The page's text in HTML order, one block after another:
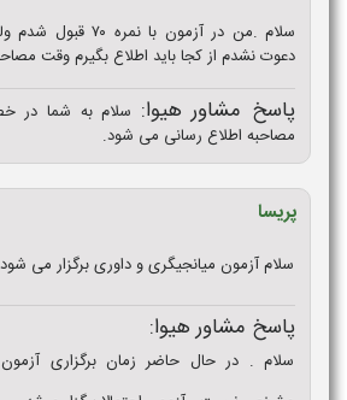
سلام .من در آزمون با
دعوت نشدم از کجا باید اطلاع بگیرم وقت
پاسخ مشاور هیوا: سلام به شما در
مصاحبه اطلاع رسانی می شود.
پریسا
سلام آزمون میانجیگری و داوری برگزار می شود در
پاسخ مشاور هیوا:
سلام . در حال حاضر زمان برگزاری